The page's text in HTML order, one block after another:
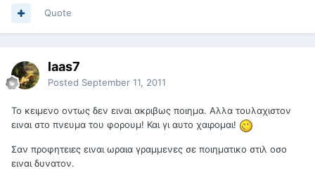
Quote
laas7
Posted September 11, 2011
Το κειμενο οντως δεν ειναι ακριβως ποιημα. Αλλα τουλαχιστον
ειναι στο πνευμα του φορουμ! Και γι αυτο χαιρομαι!
Σαν προφητειες ειναι ωραια γραμμενες σε ποιηματικο στιλ οσο
ειναι δυνατον.